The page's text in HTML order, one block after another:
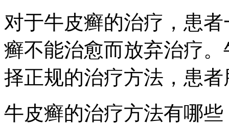
对于牛皮癣的治疗，患
癣不能治愈而放弃治疗
择正规的治疗方法，患
牛皮癣的治疗方法有哪些